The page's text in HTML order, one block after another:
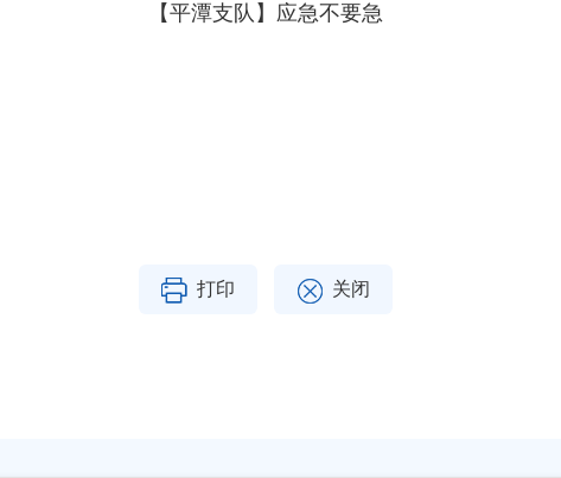
【平潭支队】应急不要急
打印 关闭